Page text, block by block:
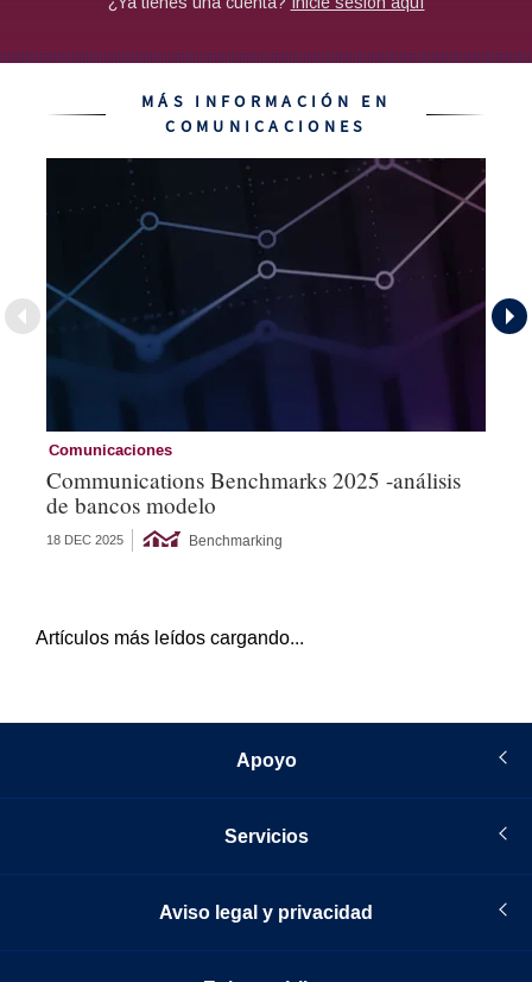
MÁS INFORMACIÓN EN
COMUNICACIONES
Comunicaciones
Communications Benchmarks 2025 -análisis
de bancos modelo
18 DEC 2025 Benchmarking
Artículos más leídos cargando...
Apoyo
Servicios
Aviso legal y privacidad